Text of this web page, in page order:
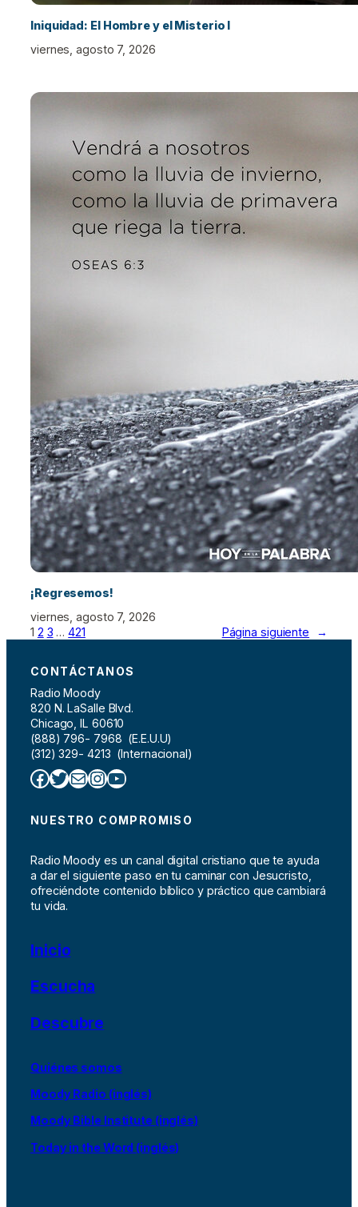
Iniquidad: El Hombre y el Misterio I
viernes, agosto 7, 2026
¡Regresemos!
viernes, agosto 7, 2026
1 2 3 … 421 Página siguiente →
CONTÁCTANOS
Radio Moody
820 N. LaSalle Blvd.
Chicago, IL 60610
(888) 796- 7968 (E.E.U.U)
(312) 329- 4213 (Internacional)
Facebook Twitter Correo electrónico InstagramYouTube
NUESTRO COMPROMISO
Radio Moody es un canal digital cristiano que te ayuda
a dar el siguiente paso en tu caminar con Jesucristo,
ofreciéndote contenido bíblico y práctico que cambiará
tu vida.
Inicio
Escucha
Descubre
Quiénes somos
Moody Radio (inglés)
Moody Bible Institute (inglés)
Today in the Word (inglés)